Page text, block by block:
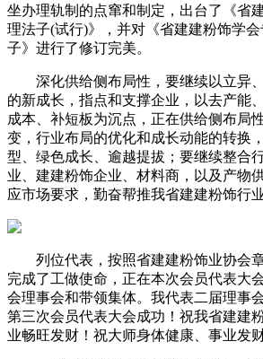
坐办理轨制的点窜和制定，出台了《省
理法子(试行)》，并对《省建建粉饰学
子》进行了修订完美。
深化供给侧布局性，要继续以立异
的新成长，指点和支撑企业，以去产能
成本、补短板为沉点，正在供给侧布局
变，行业布局的优化和成长动能的转换
型、绿色成长、逾越提拔；要继续整合
业、建建粉饰企业、材料商，以及产物
应市场要求，勤奋帮推我省建建粉饰行
列位代表，按照省建建粉饰业协会
完成了工做使命，正在本次会员代表大
会理事会和带领集体。我代表二届理事
第三次会员代表大会成功！祝我省建建
业畅旺发财！祝大师身体健康、事业发财